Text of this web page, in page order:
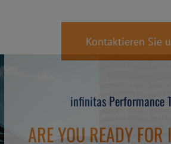
Kontaktieren Sie
infinitas Performance
ARE YOU READY